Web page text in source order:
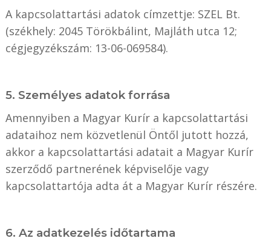
A kapcsolattartási adatok címzettje: SZEL Bt.
(székhely: 2045 Törökbálint, Majláth utca 12;
cégjegyzékszám: 13-06-069584).
5. Személyes adatok forrása
Amennyiben a Magyar Kurír a kapcsolattartási
adataihoz nem közvetlenül Öntől jutott hozzá,
akkor a kapcsolattartási adatait a Magyar Kurír
szerződő partnerének képviselője vagy
kapcsolattartója adta át a Magyar Kurír részére.
6. Az adatkezelés időtartama